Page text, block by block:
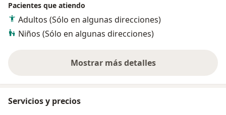
Pacientes que atiendo
Adultos (Sólo en algunas direcciones)
Niños (Sólo en algunas direcciones)
Mostrar más detalles
sobre la experiencia
Servicios y precios